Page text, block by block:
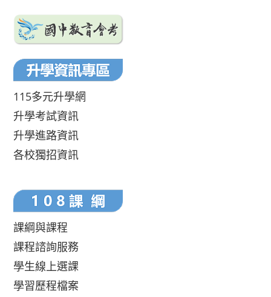
115多元升學網
升學考試資訊
升學進路資訊
各校獨招資訊
課綱與課程
課程諮詢服務
學生線上選課
學習歷程檔案